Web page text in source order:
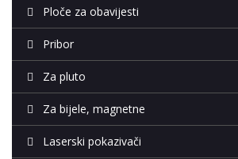
Ploče za obavijesti
Pribor
Za pluto
Za bijele, magnetne
Laserski pokazivači